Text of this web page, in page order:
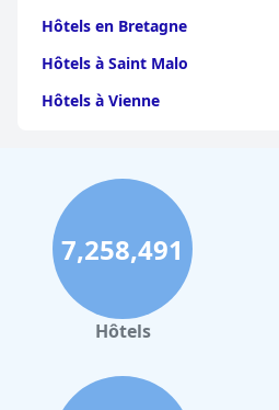
Hôtels en Bretagne
Hôtels à Saint Malo
Hôtels à Vienne
Hôtels à Perpignan
Hôtels au Grand-Bornand
Hôtels à Strasbourg
Hôtels à Valence
Hôtels à Gerardmer
Hôtels à Nantes
7,258,491
Hôtels